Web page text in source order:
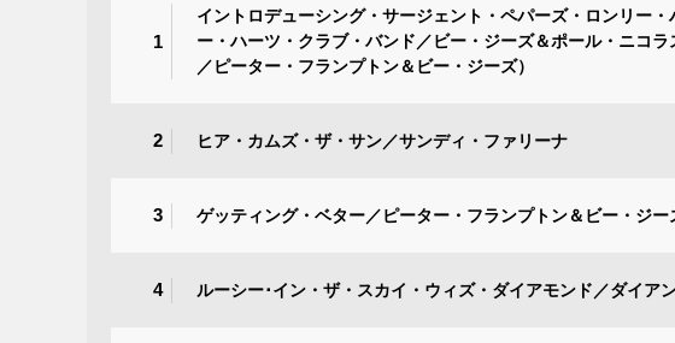
1
イントロデューシング・サージェント・ペパーズ・ロンリー
ー・ハーツ・クラブ・バンド／ビー・ジーズ＆ポール・ニコ
／ピーター・フランプトン＆ビー・ジーズ）
2 ヒア・カムズ・ザ・サン／サンディ・ファリーナ
3 ゲッティング・ベター／ピーター・フランプトン＆ビー・ジー
4 ルーシー･イン・ザ・スカイ・ウィズ・ダイアモンド／ダイア